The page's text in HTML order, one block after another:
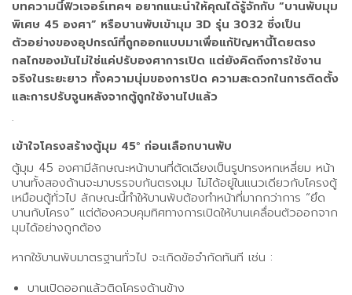
บทความนี้ฟิวเจอร์เทคฯ อยากแนะนำให้คุณได้รู้จักกับ “บานพับมุม
พิเศษ 45 องศา” หรือบานพับเข้ามุม 3D รุ่น 3032 ซึ่งเป็น
ตัวอย่างของอุปกรณ์ที่ถูกออกแบบมาเพื่อแก้ปัญหานี้โดยตรง
กลไกของมันไม่ใช่แค่ปรับองศาการเปิด แต่ยังคิดถึงการใช้งาน
จริงในระยะยาว ทั้งความนุ่มของการปิด ความสะดวกในการติดตั้ง
และการปรับจูนหลังจากตู้ถูกใช้งานไปแล้ว
.
เข้าใจโครงสร้างตู้มุม 45° ก่อนเลือกบานพับ
ตู้มุม 45 องศามีลักษณะหน้าบานที่ตัดเฉียงเป็นรูปทรงหกเหลี่ยม หน้า
บานทั้งสองด้านจะมาบรรจบกันตรงมุม ไม่ได้อยู่ในแนวเดียวกับโครงตู้
เหมือนตู้ทั่วไป ลักษณะนี้ทำให้บานพับต้องทำหน้าที่มากกว่าการ “ยึด
บานกับโครง” แต่ต้องควบคุมทิศทางการเปิดให้บานเคลื่อนตัวออกจาก
มุมได้อย่างถูกต้อง
หากใช้บานพับมาตรฐานทั่วไป จะเกิดข้อจำกัดทันที เช่น :
บานเปิดออกแล้วติดโครงด้านข้าง